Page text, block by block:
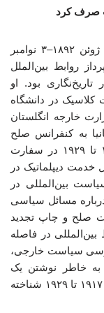
صرف کرد
ادوارد هالت کار (Edward Hallett Carr) (۲۸ ژوئن ۱۸۹۲–۳ نوامبر
روابط بین‌الملل
بود. او
کلاسیک در دانشگاه
رسانید. در سال ۱۹۱۶ به وزارت خارجه انگلستان
بریتانیا به کنفرانس صلح
پاریس رفت و تا ۱۹۲۵ در آنجا ماند. از ۱۹۲۵ تا ۱۹۲۹ در سفارت
ریگا خدمت کرد. او پس از ۲۰ سال خدمت دیپلماتیک در
بین‌المللی در
مسائل سیاسی
صلح و چاپ تجدید
در فاصله
سیاست خارجی،
به خاطر نوشتن یک
مجموعه چهارده جلدی درباره تاریخ شوروی از ۱۹۱۷ تا ۱۹۲۹ شناخته